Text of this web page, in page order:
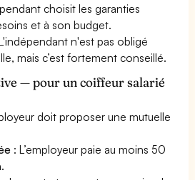
choisit les garanties
et à son budget.
n'est pas obligé
mais c’est fortement conseillé.
— pour un coiffeur salarié
doit proposer une mutuelle
: L’employeur paie au moins 50